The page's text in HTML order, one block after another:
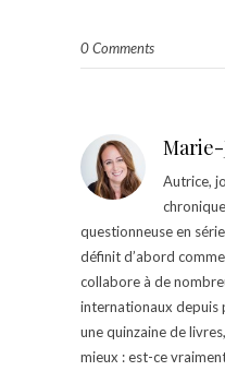
0 Comments
Autrice,
questionneuse en
définit d’abord
collabore à de
internationaux depuis
une quinzaine de
mieux : est-ce